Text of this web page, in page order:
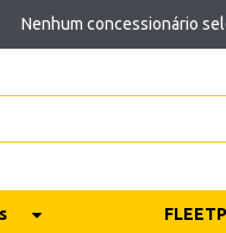
Nenhum concessionário